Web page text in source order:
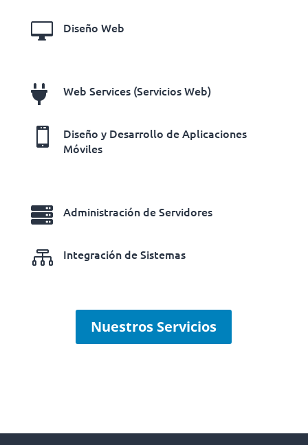
 Diseño Web
 Web Services (Servicios Web)

Diseño y Desarrollo de Aplicaciones
Móviles
 Administración de Servidores
 Integración de Sistemas
Nuestros Servicios